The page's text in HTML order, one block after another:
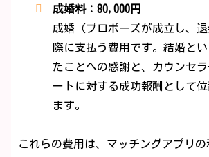
成婚料：80,000円
成婚（プロポーズが成立し、
際に支払う費用です。結婚と
たことへの感謝と、カウンセ
ートに対する成功報酬として
ます。
これらの費用は、マッチングアプリ